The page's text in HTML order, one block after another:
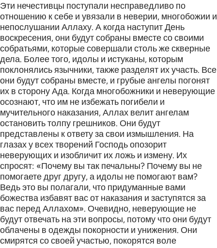
Эти нечестивцы поступали несправедливо по
отношению к себе и увязали в неверии, многобожии и
непослушании Аллаху. А когда наступит День
воскресения, они будут собраны вместе со своими
собратьями, которые совершали столь же скверные
дела. Более того, идолы и истуканы, которым
поклонялись язычники, также разделят их участь. Все
они будут собраны вместе, и грубые ангелы погонят
их в сторону Ада. Когда многобожники и неверующие
осознают, что им не избежать погибели и
мучительного наказания, Аллах велит ангелам
остановить толпу грешников. Они будут
представлены к ответу за свои измышления. На
глазах у всех творений Господь опозорит
неверующих и изобличит их ложь и измену. Их
спросят: «Почему вы так печальны? Почему вы не
помогаете друг другу, а идолы не помогают вам?
Ведь это вы полагали, что придуманные вами
божества избавят вас от наказания и заступятся за
вас перед Аллахом». Очевидно, неверующие не
будут отвечать на эти вопросы, потому что они будут
облачены в одежды покорности и унижения. Они
смирятся со своей участью, покорятся воле